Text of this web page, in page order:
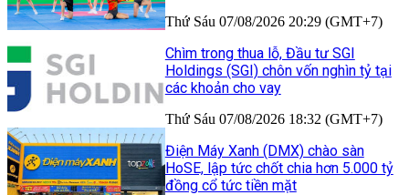
Thứ Sáu 07/08/2026 20:29 (GMT+7)
Chìm trong thua lỗ, Đầu tư SGI
Holdings (SGI) chôn vốn nghìn tỷ tại
các khoản cho vay
Thứ Sáu 07/08/2026 18:32 (GMT+7)
Điện Máy Xanh (DMX) chào sàn
HoSE, lập tức chốt chia hơn 5.000 tỷ
đồng cổ tức tiền mặt